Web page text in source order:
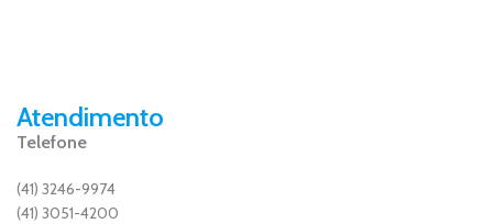
Atendimento
Telefone
(41) 3246-9974
(41) 3051-4200